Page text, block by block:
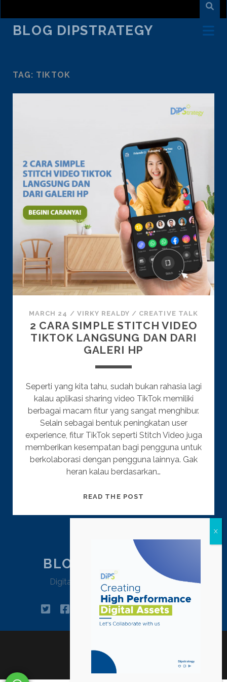
BLOG DIPSTRATEGY
TAG: TIKTOK
MARCH 24 / VIRKY REALDY / CREATIVE TALK
2 CARA SIMPLE STITCH VIDEO
TIKTOK LANGSUNG DAN DARI
GALERI HP
Seperti yang kita tahu, sudah bukan rahasia lagi
kalau aplikasi sharing video TikTok memiliki
berbagai macam fitur yang sangat menghibur.
Selain sebagai bentuk peningkatan user
experience, fitur TikTok seperti Stitch Video juga
memberikan kesempatan bagi pengguna untuk
berkolaborasi dengan pengguna lainnya. Gak
heran kalau berdasarkan…
READ THE POST
SIMPLE
TIKTOK
LANGSUNG
DARI
GALERI
HP
BLOG DIPSTRATEGY
Digital Agency Jakarta – Indonesia
twitterfacebookinstagram
linkedin
tiktokpinterest
youtube